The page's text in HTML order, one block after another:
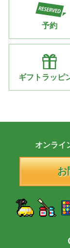
予約
ギフトラッピ
オンライ
お